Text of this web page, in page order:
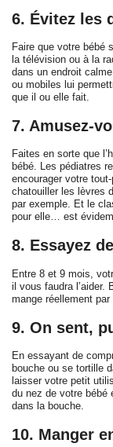
6. Évitez les
Faire que votre bébé
la télévision ou à la
dans un endroit
ou mobiles lui
que il ou elle fait.
7. Amusez-
Faites en sorte que
bébé. Les pédiatres
encourager votre
chatouiller les lèvres
par exemple. Et le
pour elle… est
8. Essayez
Entre 8 et 9 mois,
il vous faudra l’aider.
mange réellement
9. On sent,
En essayant de
bouche ou se tortille
laisser votre petit
du nez de votre bébé
dans la bouche.
10. Manger